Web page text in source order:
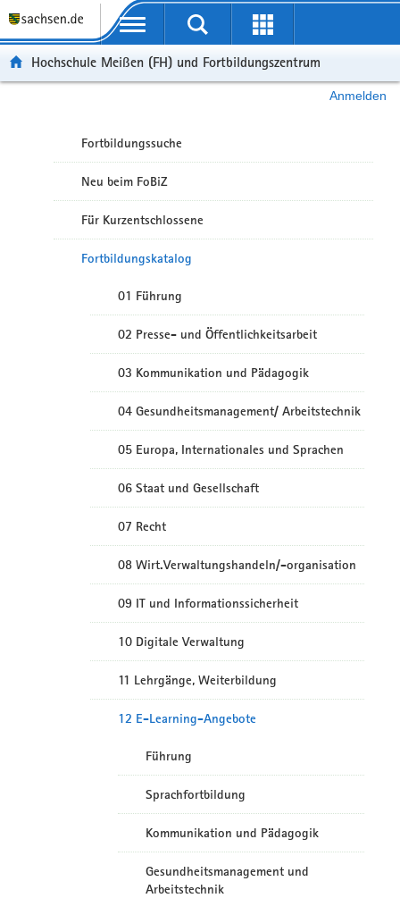
Portalübergreifende Navigation
Hochschule Meißen (FH) und Fortbildungszentrum
Anmelden
Fortbildungssuche
Neu beim FoBiZ
Für Kurzentschlossene
Fortbildungskatalog
01 Führung
02 Presse- und Öffentlichkeitsarbeit
03 Kommunikation und Pädagogik
04 Gesundheitsmanagement/ Arbeitstechnik
05 Europa, Internationales und Sprachen
06 Staat und Gesellschaft
07 Recht
08 Wirt.Verwaltungshandeln/-organisation
09 IT und Informationssicherheit
10 Digitale Verwaltung
11 Lehrgänge, Weiterbildung
12 E-Learning-Angebote
Führung
Sprachfortbildung
Kommunikation und Pädagogik
Gesundheitsmanagement und
Arbeitstechnik